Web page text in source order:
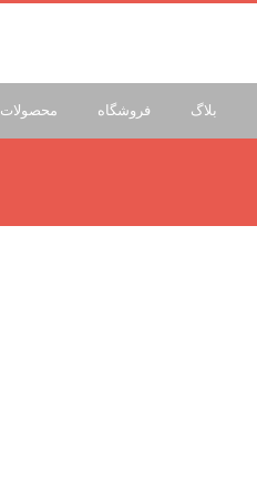
بلاگ فروشگاه محصولات